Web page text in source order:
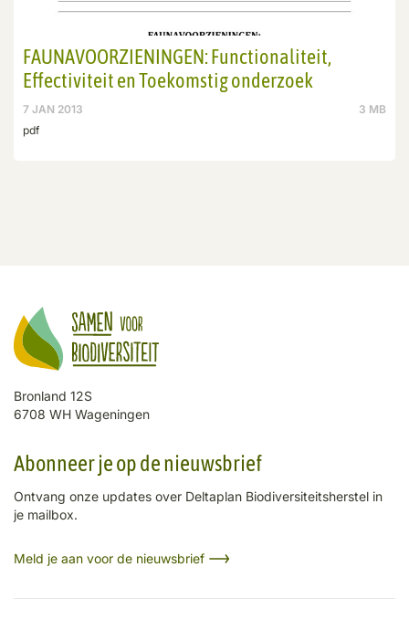
FAUNAVOORZIENINGEN: Functionaliteit,
Effectiviteit en Toekomstig onderzoek
7 JAN 2013
3 MB
pdf
Bronland 12S
6708 WH Wageningen
Abonneer je op de nieuwsbrief
Ontvang onze updates over Deltaplan Biodiversiteitsherstel in
je mailbox.
Meld je aan voor de nieuwsbrief